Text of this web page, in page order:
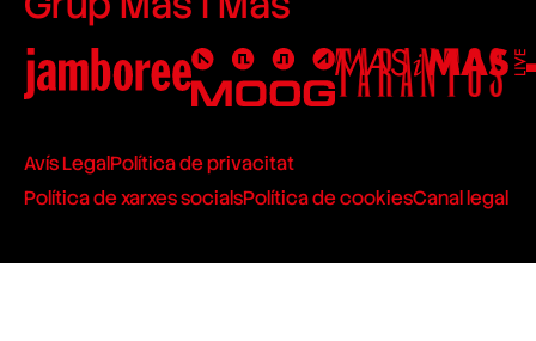
Avís LegalPolítica de privacitat
Política de xarxes socialsPolítica de cookiesCanal legal